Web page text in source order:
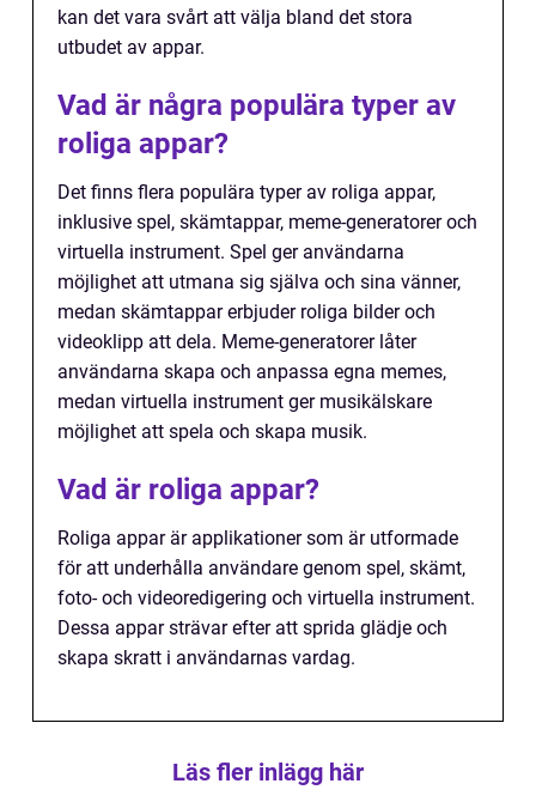
kan det vara svårt att välja bland det stora
utbudet av appar.
Vad är några populära typer av
roliga appar?
Det finns flera populära typer av roliga appar,
inklusive spel, skämtappar, meme-generatorer och
virtuella instrument. Spel ger användarna
möjlighet att utmana sig själva och sina vänner,
medan skämtappar erbjuder roliga bilder och
videoklipp att dela. Meme-generatorer låter
användarna skapa och anpassa egna memes,
medan virtuella instrument ger musikälskare
möjlighet att spela och skapa musik.
Vad är roliga appar?
Roliga appar är applikationer som är utformade
för att underhålla användare genom spel, skämt,
foto- och videoredigering och virtuella instrument.
Dessa appar strävar efter att sprida glädje och
skapa skratt i användarnas vardag.
Läs fler inlägg här